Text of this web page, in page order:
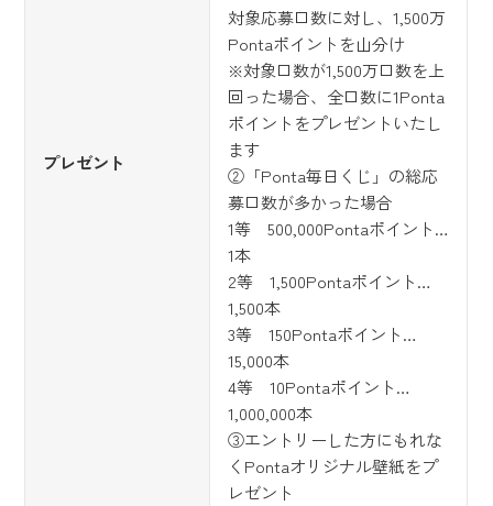
プレゼント
対象応募口数に対し、1,500万
Pontaポイントを山分け
※対象口数が1,500万口数を上
回った場合、全口数に1Ponta
ポイントをプレゼントいたし
ます
②「Ponta毎日くじ」の総応
募口数が多かった場合
1等 500,000Pontaポイント…
1本
2等 1,500Pontaポイント…
1,500本
3等 150Pontaポイント…
15,000本
4等 10Pontaポイント…
1,000,000本
③エントリーした方にもれな
くPontaオリジナル壁紙をプ
レゼント